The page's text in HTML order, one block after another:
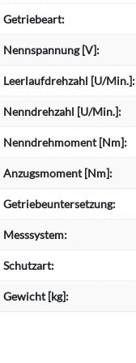
Getriebeart:
Nennspannung [V]:
Leerlaufdrehzahl [U/Min.]:
Nenndrehzahl [U/Min.]:
Nenndrehmoment [Nm]:
Anzugsmoment [Nm]:
Getriebeuntersetzung:
Messsystem:
Schutzart:
Gewicht [kg]: